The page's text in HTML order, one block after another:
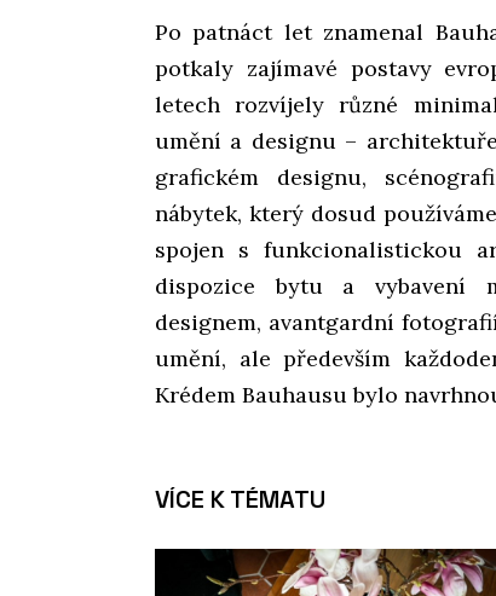
Po patnáct let znamenal
potkaly zajímavé postavy
letech rozvíjely různé
umění a designu –
grafickém designu,
nábytek, který dosud
spojen s funkcionalistickou
dispozice bytu a vybavení
designem, avantgardní
umění, ale především
Krédem Bauhausu bylo
VÍCE K TÉMATU